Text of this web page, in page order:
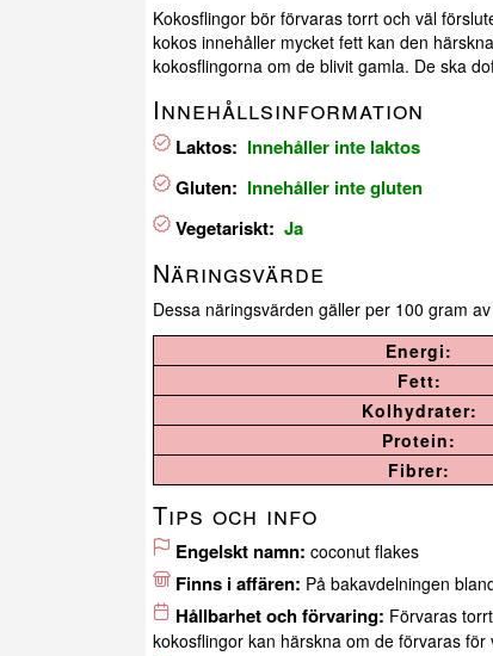
Kokosflingor bör förvaras torrt och väl
kokos innehåller mycket fett kan den
kokosflingorna om de blivit gamla. De ska
Innehållsinformation
Laktos: Innehåller inte laktos
Gluten: Innehåller inte gluten
Vegetariskt: Ja
Näringsvärde
Dessa näringsvärden gäller per 100 gram
Energi:
Fett:
Kolhydrater:
Protein:
Fibrer:
Tips och info
Engelskt namn: coconut flakes
Finns i affären: På bakavdelningen
Hållbarhet och förvaring: Förvaras
kokosflingor kan härskna om de förvaras för